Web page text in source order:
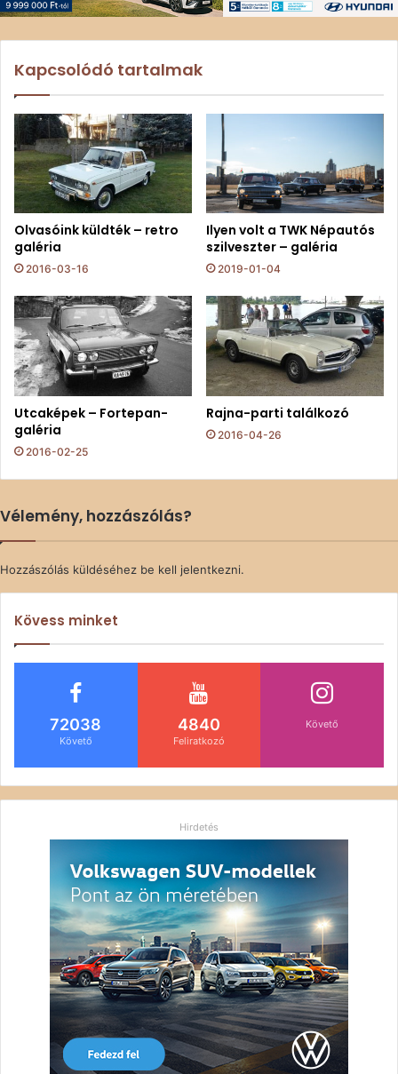
Kapcsolódó tartalmak
Olvasóink küldték – retro
galéria
2016-03-16
Ilyen volt a TWK Népautós
szilveszter – galéria
2019-01-04
Utcaképek – Fortepan-
galéria
2016-02-25
Rajna-parti találkozó
2016-04-26
Vélemény, hozzászólás?
Hozzászólás küldéséhez be kell jelentkezni.
Kövess minket
72038
Követő
4840
Feliratkozó
Követő
Hirdetés